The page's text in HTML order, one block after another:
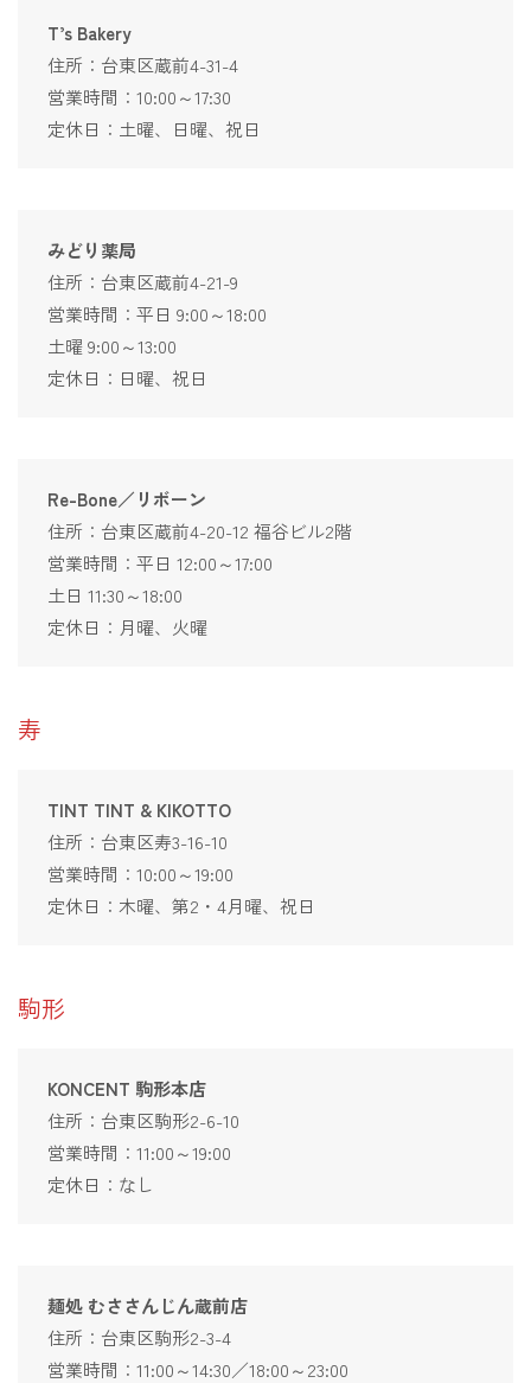
T’s Bakery
住所：台東区蔵前4-31-4
営業時間：10:00～17:30
定休日：土曜、日曜、祝日
みどり薬局
住所：台東区蔵前4-21-9
営業時間：平日 9:00～18:00
土曜 9:00～13:00
定休日：日曜、祝日
Re-Bone／リボーン
住所：台東区蔵前4-20-12 福谷ビル2階
営業時間：平日 12:00～17:00
土日 11:30～18:00
定休日：月曜、火曜
寿
TINT TINT & KIKOTTO
住所：台東区寿3-16-10
営業時間：10:00～19:00
定休日：木曜、第2・4月曜、祝日
駒形
KONCENT 駒形本店
住所：台東区駒形2-6-10
営業時間：11:00～19:00
定休日：なし
麺処 むささんじん蔵前店
住所：台東区駒形2-3-4
営業時間：11:00～14:30／18:00～23:00